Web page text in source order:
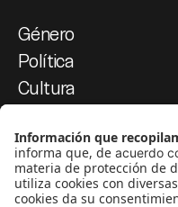
Género
Política
Cultura
Medios y periodismo
Ciudad
Movilización social